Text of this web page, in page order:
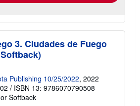
3. Ciudades de Fuego
Publishing 10/25/2022, 2022
/ ISBN 13: 9786070790508
Softback